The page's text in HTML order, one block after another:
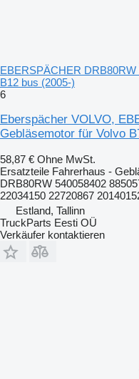
EBERSPÄCHER
B12 bus (2005-)
6
Eberspächer VOLVO,
Gebläsemotor für Volvo
58,87 € Ohne MwSt.
Ersatzteile Fahrerhaus -
DRB80RW 540058402
22034150 22720867
Estland, Tallinn
TruckParts Eesti OÜ
Verkäufer kontaktieren